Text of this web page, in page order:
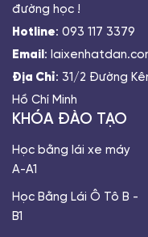
đường học !
Hotline: 093 117 3379
Email:
Địa Chỉ: 31/2 Đường
Hồ Chí Minh
KHÓA ĐÀO TẠO
Học bằng lái xe máy
A-A1
Học Bằng Lái Ô Tô B -
B1